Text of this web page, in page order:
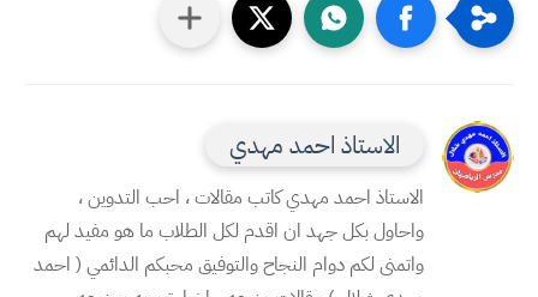
الاستاذ احمد مهدي
الاستاذ احمد مهدي كاتب مقالات ، احب التدوين ،
واحاول بكل جهد ان اقدم لكل الطلاب ما هو مفيد لهم
واتمنى لكم دوام النجاح والتوفيق محبكم الدائمي ( احمد